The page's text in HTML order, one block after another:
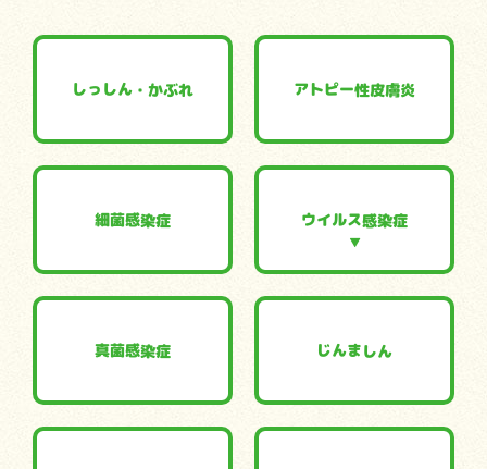
しっしん・かぶれ アトピー性皮膚炎
細菌感染症 ウイルス感染症
真菌感染症 じんましん